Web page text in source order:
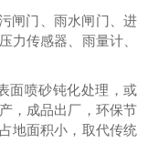
闸门、雨水闸门、进
力传感器、雨量计、
面喷砂钝化处理，或
，成品出厂，环保节
地面积小，取代传统